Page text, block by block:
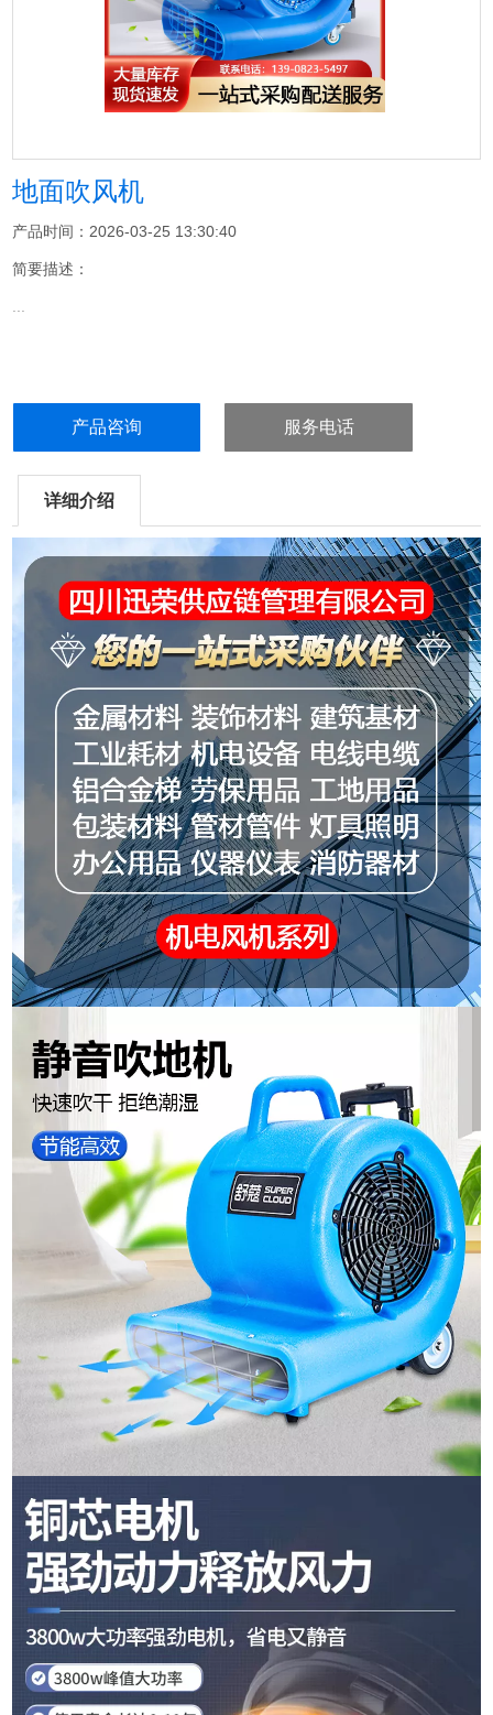
地面吹风机
产品时间：2026-03-25 13:30:40
简要描述：
...
产品咨询 服务电话
详细介绍